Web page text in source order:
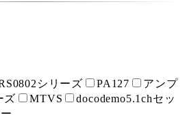
シリーズ PA127
アンプ
ズ MTVS
docodemo5.1chセッ